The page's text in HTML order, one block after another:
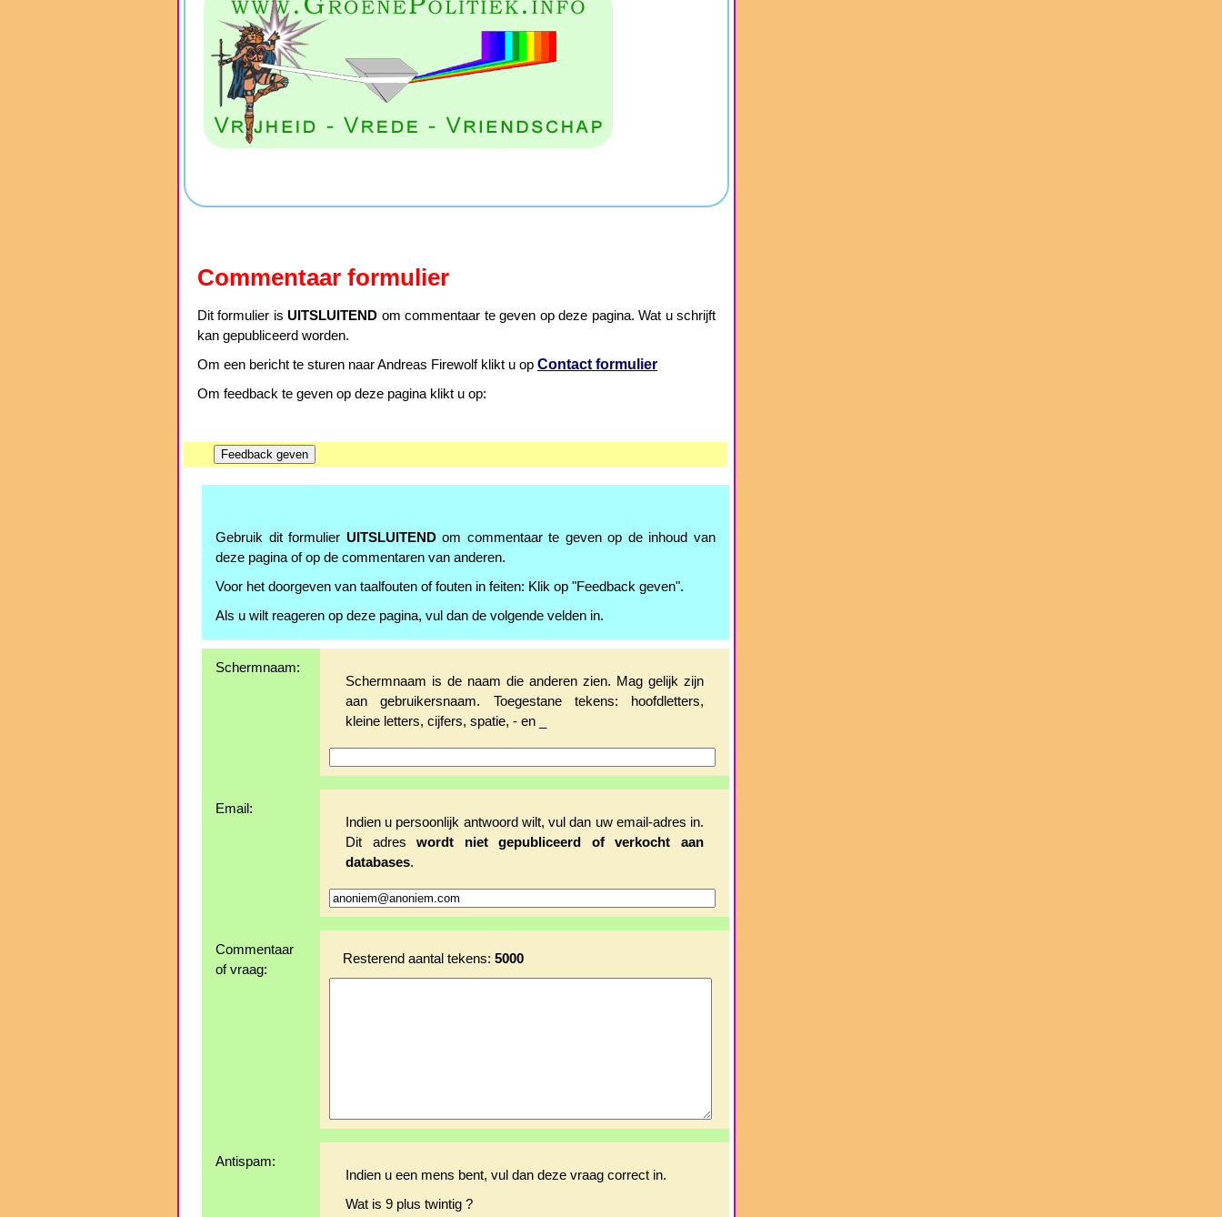
Commentaar formulier
Dit formulier isUITSLUITEND om commentaar te geven op deze pagina. Wat u schrijft
kan gepubliceerd worden.
Om een bericht te sturen naar Andreas Firewolf klikt u op Contact formulier
Om feedback te geven op deze pagina klikt u op:
Gebruik dit formulier UITSLUITENDom commentaar te geven op de inhoud van
deze pagina of op de commentaren van anderen.
Voor het doorgeven van taalfouten of fouten in feiten: Klik op "Feedback geven".
Als u wilt reageren op deze pagina, vul dan de volgende velden in.
Schermnaam:
Schermnaam is de naam die anderen zien. Mag gelijk zijn
aan gebruikersnaam. Toegestane tekens: hoofdletters,
kleine letters, cijfers, spatie, - en _
Email:
Indien u persoonlijk antwoord wilt, vul dan uw email-adres in.
Dit adreswordt niet gepubliceerd of verkocht aan
databases.
Commentaar
of vraag:
Resterend aantal tekens: 5000
Antispam:
Indien u een mens bent, vul dan deze vraag correct in.
Wat is 9 plus twintig ?